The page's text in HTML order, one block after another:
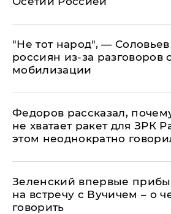
​"Не тот народ", —
россиян из-за разговоров
мобилизации
Федоров рассказал,
не хватает ракет для ЗРК
этом неоднократно
Зеленский впервые
на встречу с Вучичем – о
говорить